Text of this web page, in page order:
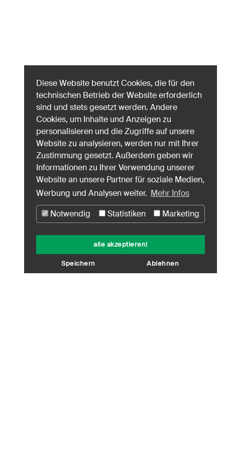
Diese Website benutzt Cookies, die für den
technischen Betrieb der Website erforderlich
sind und stets gesetzt werden. Andere
Cookies, um Inhalte und Anzeigen zu
personalisieren und die Zugriffe auf unsere
Website zu analysieren, werden nur mit Ihrer
Zustimmung gesetzt. Außerdem geben wir
Informationen zu Ihrer Verwendung unserer
Website an unsere Partner für soziale Medien,
Werbung und Analysen weiter. Mehr Infos
Notwendig
Statistiken Marketing
alle akzeptieren!
Speichern Ablehnen